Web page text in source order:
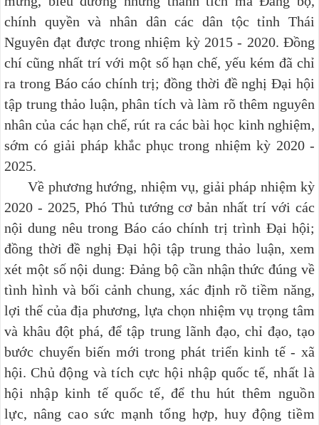
chính quyền và nhân dân các dân tộc tỉnh Thái
Nguyên đạt được trong nhiệm kỳ 2015 - 2020. Đồng
chí cũng nhất trí với một số hạn chế, yếu kém đã chỉ
ra trong Báo cáo chính trị; đồng thời đề nghị Đại hội
tập trung thảo luận, phân tích và làm rõ thêm nguyên
nhân của các hạn chế, rút ra các bài học kinh nghiệm,
sớm có giải pháp khắc phục trong nhiệm kỳ 2020 -
2025.
Về phương hướng, nhiệm vụ, giải pháp nhiệm kỳ
2020 - 2025, Phó Thủ tướng cơ bản nhất trí với các
nội dung nêu trong Báo cáo chính trị trình Đại hội;
đồng thời đề nghị Đại hội tập trung thảo luận, xem
xét một số nội dung: Đảng bộ cần nhận thức đúng về
tình hình và bối cảnh chung, xác định rõ tiềm năng,
lợi thế của địa phương, lựa chọn nhiệm vụ trọng tâm
và khâu đột phá, để tập trung lãnh đạo, chỉ đạo, tạo
bước chuyển biến mới trong phát triển kinh tế - xã
hội.Chủ động và tích cực hội nhập quốc tế, nhất là
hội nhập kinh tế quốc tế, để thu hút thêm nguồn
lực, nâng cao sức mạnh tổng hợp, huy động tiềm